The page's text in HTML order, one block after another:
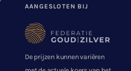
AANGESLOTEN BIJ
De prijzen kunnen variëren